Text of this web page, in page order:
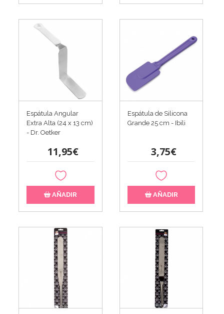
Espátula Angular
Extra Alta (24 x 13 cm)
- Dr. Oetker
11,95€
AÑADIR
Espátula de Silicona
Grande 25 cm - Ibili
3,75€
AÑADIR